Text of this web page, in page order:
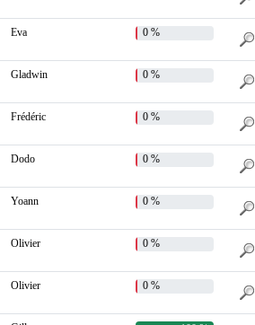
Eva 0 %
Gladwin 0 %
Frédéric 0 %
Dodo 0 %
Yoann 0 %
Olivier 0 %
Olivier 0 %